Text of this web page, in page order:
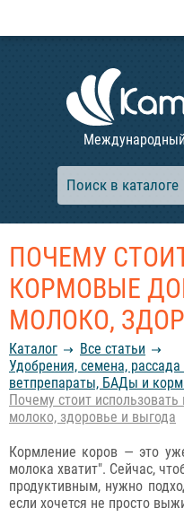
ПОЧЕМУ
КОРМОВЫЕ
МОЛОКО,
Каталог
Все статьи
Удобрения, семена,
ветпрепараты, БАДы и
Почему стоит
молоко, здоровье и выгода
Кормление коров — это
молока хватит". Сейчас,
продуктивным, нужно
если хочется не просто